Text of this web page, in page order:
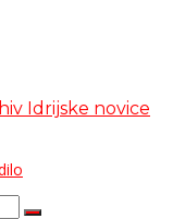
Idrijske novice